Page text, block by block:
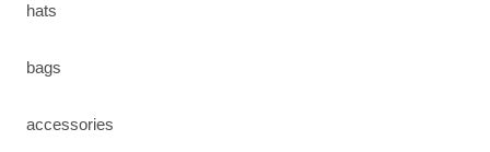
hats
bags
accessories